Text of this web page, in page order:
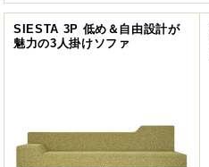
SIESTA 3P 低め＆自由設計が
魅力の3人掛けソファ